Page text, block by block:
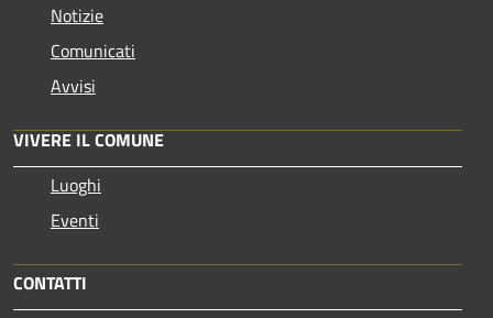
Notizie
Comunicati
Avvisi
VIVERE IL COMUNE
Luoghi
Eventi
CONTATTI